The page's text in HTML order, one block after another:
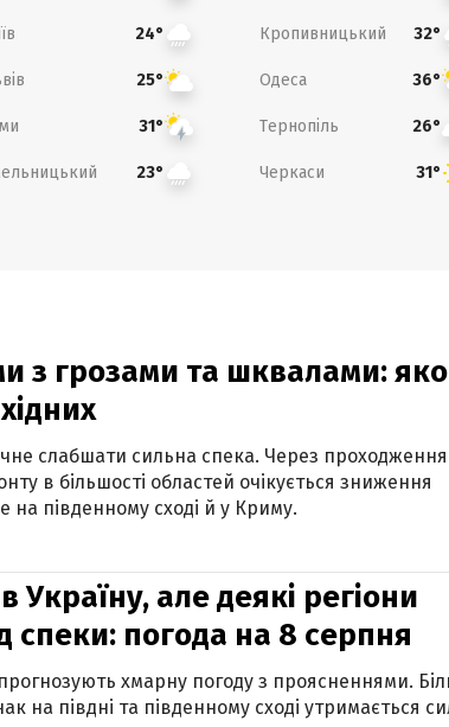
24° Кропивницький 32°
25° Одеса 36°
31° Тернопіль 26°
23° Черкаси 31°
з грозами та шквалами:
слабшати сильна спека. Через проходження
в більшості областей очікується зниження
на південному сході й у Криму.
Україну, але деякі регіони
спеки: погода на 8 серпня
хмарну погоду з проясненнями.
на півдні та південному сході утримається